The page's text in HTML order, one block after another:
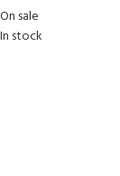
On sale
In stock